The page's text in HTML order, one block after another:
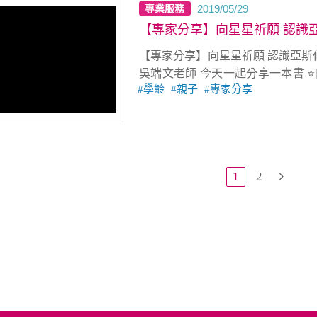
專業服務 2019/05/29
【專家分享】向星星祈願 認
【專家分享】向星星祈願 認識亞斯伯格與ADHD過
吳端文老師 今天一起分享一本書
格 及 ADHD 過動症的名人，分享
學齡 親子 專家分享
1 2